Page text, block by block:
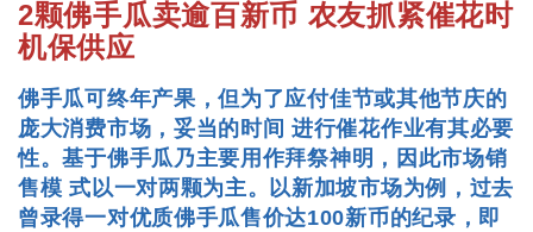
2颗佛手瓜卖逾百新币 农友抓紧催花时
机保供应
佛手瓜可终年产果，但为了应付佳节或其他节庆的
庞大消费市场，妥当的时间 进行催花作业有其必要
性。基于佛手瓜乃主要用作拜祭神明，因此市场销
售模 式以一对两颗为主。以新加坡市场为例，过去
曾录得一对优质佛手瓜售价达100新币的纪录，即